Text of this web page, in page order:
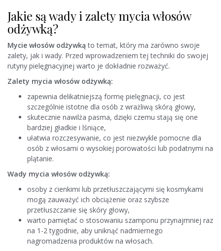
Jakie są wady i zalety mycia włosów
odżywką?
Mycie włosów odżywką to temat, który ma zarówno swoje
zalety, jak i wady. Przed wprowadzeniem tej techniki do swojej
rutyny pielęgnacyjnej warto je dokładnie rozważyć.
Zalety mycia włosów odżywką:
zapewnia delikatniejszą formę pielęgnacji, co jest
szczególnie istotne dla osób z wrażliwą skórą głowy,
skutecznie nawilża pasma, dzięki czemu stają się one
bardziej gładkie i lśniące,
ułatwia rozczesywanie, co jest niezwykle pomocne dla
osób z włosami o wysokiej porowatości lub podatnymi na
plątanie.
Wady mycia włosów odżywką:
osoby z cienkimi lub przetłuszczającymi się kosmykami
mogą zauważyć ich obciążenie oraz szybsze
przetłuszczanie się skóry głowy,
warto pamiętać o stosowaniu szamponu przynajmniej raz
na 1-2 tygodnie, aby uniknąć nadmiernego
nagromadzenia produktów na włosach.